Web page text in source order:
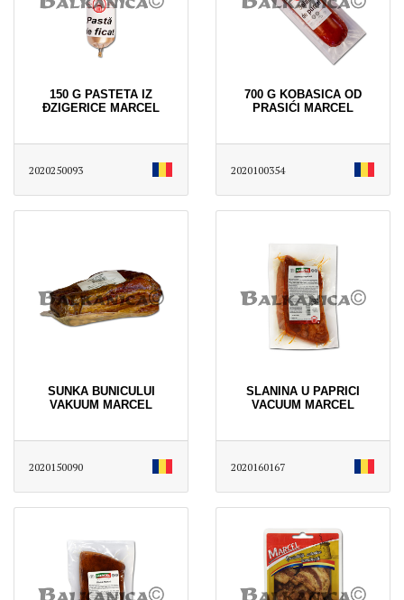
150 G PASTETA IZ
ĐZIGERICE MARCEL
2020250093
700 G KOBASICA OD
PRASIĆI MARCEL
2020100354
SUNKA BUNICULUI
VAKUUM MARCEL
2020150090
SLANINA U PAPRICI
VACUUM MARCEL
2020160167